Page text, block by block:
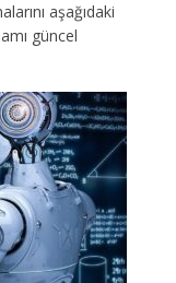
aşağıdaki
güncel